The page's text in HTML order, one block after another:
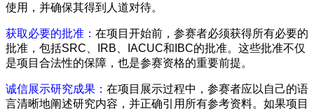
使用，并确保其得到人道对待。
获取必要的批准： 在项目开始前，参赛者必须获得所有必要的
批准，包括SRC、IRB、IACUC和IBC的批准。这些批准不仅
是项目合法性的保障，也是参赛资格的重要前提。
诚信展示研究成果： 在项目展示过程中，参赛者应以自己的语
言清晰地阐述研究内容，并正确引用所有参考资料。如果项目